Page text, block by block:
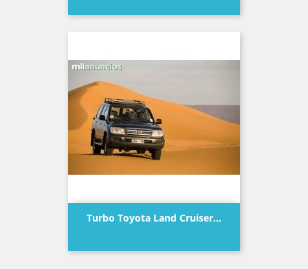
Turbo Toyota Land Cruiser...